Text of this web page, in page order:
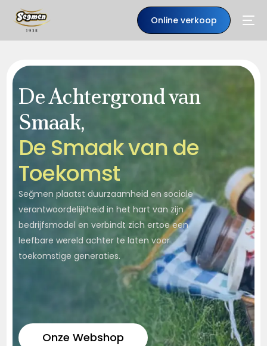
Online verkoop
De Achtergrond van
Smaak,
DeSmaakvande
Toekomst
Seğmen plaatst duurzaamheid en sociale
verantwoordelijkheid in het hart van zijn
bedrijfsmodel en verbindt zich ertoe een
leefbare wereld achter te laten voor
toekomstige generaties.
Onze Webshop
NL